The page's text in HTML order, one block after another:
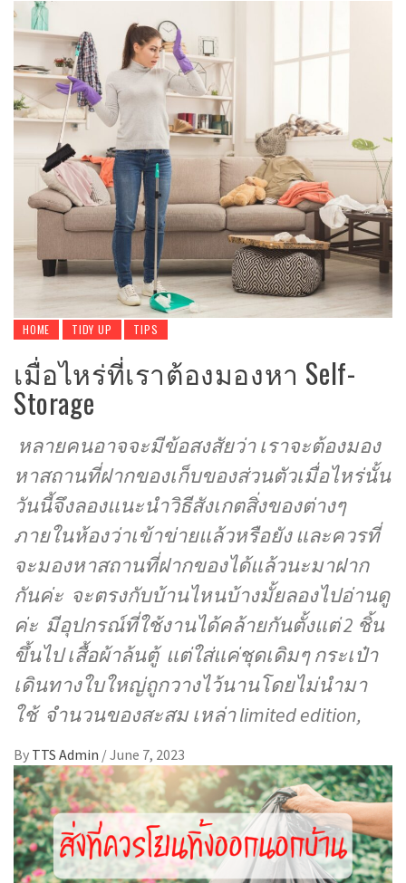
HOME TIDY UP TIPS
เมื่อไหร่ที่เราต้องมองหา Self-
Storage
หลายคนอาจจะมีข้อสงสัยว่า เราจะต้องมอง
หาสถานที่ฝากของเก็บของส่วนตัวเมื่อไหร่นั้น
วันนี้จึงลองแนะนำวิธีสังเกตสิ่งของต่างๆ
ภายในห้องว่าเข้าข่ายแล้วหรือยัง และควรที่
จะมองหาสถานที่ฝากของได้แล้วนะมาฝาก
กันค่ะ จะตรงกับบ้านไหนบ้างมั้ยลองไปอ่านดู
ค่ะ มีอุปกรณ์ที่ใช้งานได้คล้ายกันตั้งแต่ 2 ชิ้น
ขึ้นไป เสื้อผ้าล้นตู้ แต่ใส่แค่ชุดเดิมๆ กระเป๋า
เดินทางใบใหญ่ถูกวางไว้นานโดยไม่นำมา
ใช้ จำนวนของสะสม เหล่า limited edition,
By TTS Admin /June 7, 2023